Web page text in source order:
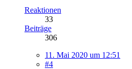
Reaktionen
33
Beiträge
306
11. Mai 2020 um 12:51
#4